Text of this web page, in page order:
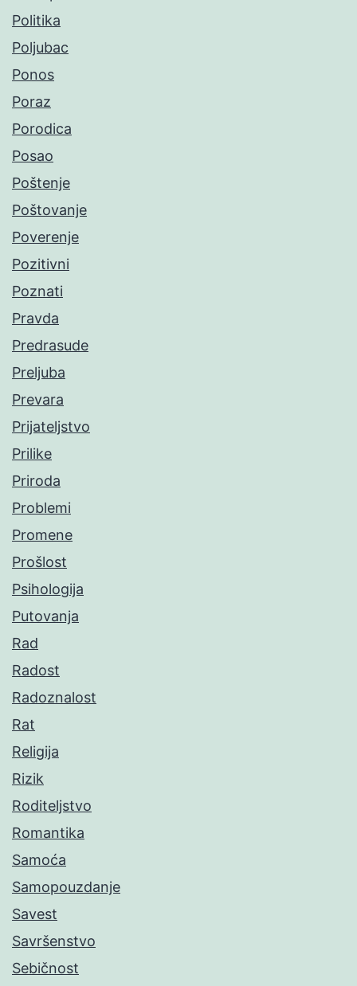
Politika
Poljubac
Ponos
Poraz
Porodica
Posao
Poštenje
Poštovanje
Poverenje
Pozitivni
Poznati
Pravda
Predrasude
Preljuba
Prevara
Prijateljstvo
Prilike
Priroda
Problemi
Promene
Prošlost
Psihologija
Putovanja
Rad
Radost
Radoznalost
Rat
Religija
Rizik
Roditeljstvo
Romantika
Samoća
Samopouzdanje
Savest
Savršenstvo
Sebičnost